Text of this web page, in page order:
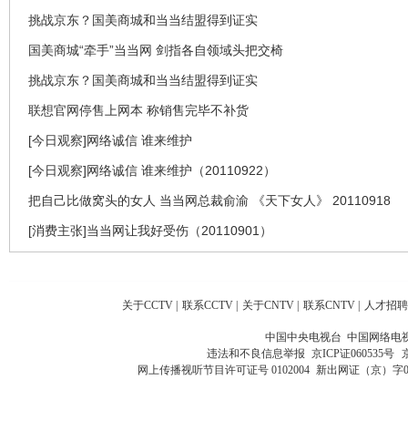
挑战京东？国美商城和当当结盟得到证实
国美商城“牵手”当当网 剑指各自领域头把交椅
挑战京东？国美商城和当当结盟得到证实
联想官网停售上网本 称销售完毕不补货
[今日观察]网络诚信 谁来维护
[今日观察]网络诚信 谁来维护（20110922）
把自己比做窝头的女人 当当网总裁俞渝 《天下女人》 20110918
[消费主张]当当网让我好受伤（20110901）
关于CCTV | 联系CCTV | 关于CNTV | 联系CNTV | 人才招聘
中国中央电视台 中国网络电
违法和不良信息举报 京ICP证060535号
网上传播视听节目许可证号 0102004 新出网证（京）